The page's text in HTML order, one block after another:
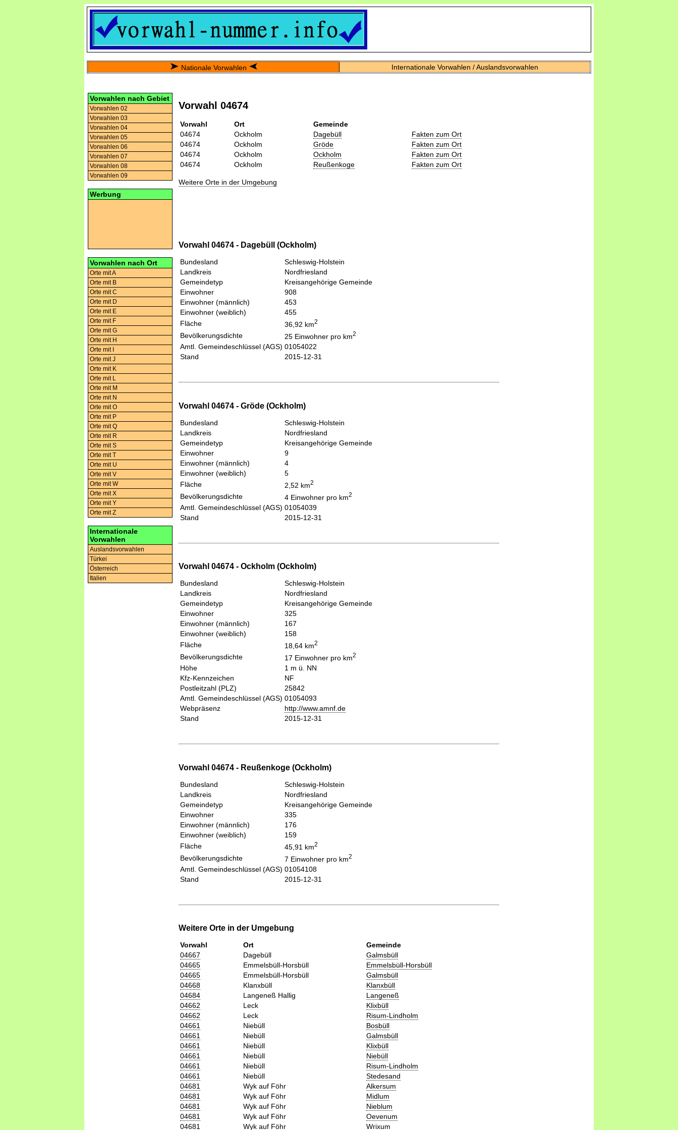
Nationale Vorwahlen Internationale Vorwahlen / Auslandsvorwahlen
Vorwahlen nach Gebiet
Vorwahlen 02
Vorwahlen 03
Vorwahlen 04
Vorwahlen 05
Vorwahlen 06
Vorwahlen 07
Vorwahlen 08
Vorwahlen 09
Werbung
Vorwahlen nach Ort
Orte mit A
Orte mit B
Orte mit C
Orte mit D
Orte mit E
Orte mit F
Orte mit G
Orte mit H
Orte mit I
Orte mit J
Orte mit K
Orte mit L
Orte mit M
Orte mit N
Orte mit O
Orte mit P
Orte mit Q
Orte mit R
Orte mit S
Orte mit T
Orte mit U
Orte mit V
Orte mit W
Orte mit X
Orte mit Y
Orte mit Z
Internationale
Vorwahlen
Auslandsvorwahlen
Türkei
Österreich
Italien
Vorwahl 04674
Vorwahl Ort
Gemeinde
04674
Ockholm Dagebüll
Fakten zum Ort
04674
Ockholm Gröde
Fakten zum Ort
04674
Ockholm Ockholm
Fakten zum Ort
04674
Ockholm Reußenkoge Fakten zum Ort
Weitere Orte in der Umgebung
Vorwahl 04674 - Dagebüll (Ockholm)
Bundesland
Schleswig-Holstein
Landkreis
Nordfriesland
Gemeindetyp
Kreisangehörige Gemeinde
Einwohner
908
Einwohner (männlich)
453
Einwohner (weiblich)
455
Fläche
36,92 km2
Bevölkerungsdichte 25 Einwohner pro km2
Amtl. Gemeindeschlüssel (AGS) 01054022
Stand
2015-12-31
Vorwahl 04674 - Gröde (Ockholm)
Bundesland
Schleswig-Holstein
Landkreis
Nordfriesland
Gemeindetyp
Kreisangehörige Gemeinde
Einwohner
9
Einwohner (männlich)
4
Einwohner (weiblich)
5
Fläche
2,52 km2
Bevölkerungsdichte 4 Einwohner pro km2
Amtl. Gemeindeschlüssel (AGS) 01054039
Stand
2015-12-31
Vorwahl 04674 - Ockholm (Ockholm)
Bundesland
Schleswig-Holstein
Landkreis
Nordfriesland
Gemeindetyp
Kreisangehörige Gemeinde
Einwohner
325
Einwohner (männlich)
167
Einwohner (weiblich)
158
Fläche
18,64 km2
Bevölkerungsdichte 17 Einwohner pro km2
Höhe
1 m ü. NN
Kfz-Kennzeichen
NF
Postleitzahl (PLZ)
25842
Amtl. Gemeindeschlüssel (AGS) 01054093
Webpräsenz
http://www.amnf.de
Stand
2015-12-31
Vorwahl 04674 - Reußenkoge (Ockholm)
Bundesland
Schleswig-Holstein
Landkreis
Nordfriesland
Gemeindetyp
Kreisangehörige Gemeinde
Einwohner
335
Einwohner (männlich)
176
Einwohner (weiblich)
159
Fläche
45,91 km2
Bevölkerungsdichte 7 Einwohner pro km2
Amtl. Gemeindeschlüssel (AGS) 01054108
Stand
2015-12-31
Weitere Orte in der Umgebung
Vorwahl Ort
Gemeinde
04667
Dagebüll
Galmsbüll
04665
Emmelsbüll-Horsbüll
Emmelsbüll-Horsbüll
04665
Emmelsbüll-Horsbüll
Galmsbüll
04668
Klanxbüll
Klanxbüll
04684
Langeneß Hallig
Langeneß
04662
Leck
Klixbüll
04662
Leck
Risum-Lindholm
04661
Niebüll
Bosbüll
04661
Niebüll
Galmsbüll
04661
Niebüll
Klixbüll
04661
Niebüll
Niebüll
04661
Niebüll
Risum-Lindholm
04661
Niebüll
Stedesand
04681
Wyk auf Föhr
Alkersum
04681
Wyk auf Föhr
Midlum
04681
Wyk auf Föhr
Nieblum
04681
Wyk auf Föhr
Oevenum
04681
Wyk auf Föhr Wrixum